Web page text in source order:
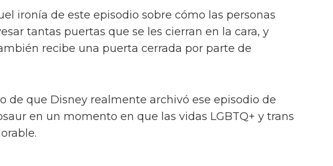
ironía de este episodio sobre cómo las personas
tantas puertas que se les cierran en la cara, y
recibe una puerta cerrada por parte de
de que Disney realmente archivó ese episodio de
en un momento en que las vidas LGBTQ+ y trans